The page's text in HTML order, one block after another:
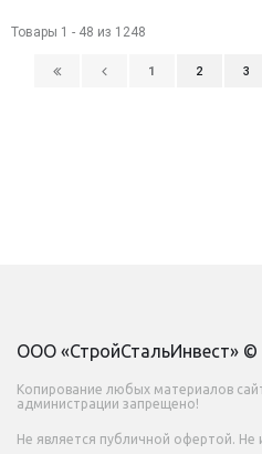
Товары 1 - 48 из 1248
1 2 3
ООО «СтройСтальИнвест» ©
Копирование любых материалов
администрации запрещено!
Не является публичной офертой. Не